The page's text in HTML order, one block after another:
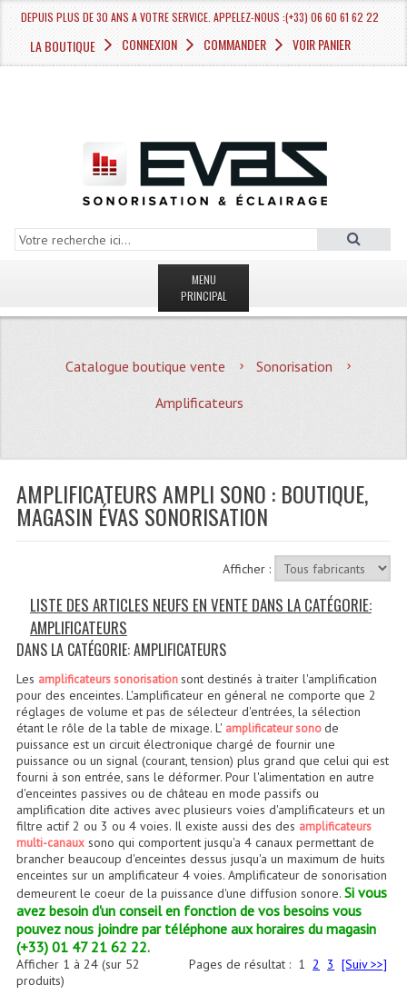
DEPUIS PLUS DE 30 ANS A VOTRE SERVICE. APPELEZ-NOUS :(+33) 06 60 61 62 22
LA BOUTIQUE CONNEXION COMMANDER VOIR PANIER
MENU
PRINCIPAL
MAGASIN
Quoi De Neuf?
Plan Acces, Horaires.
Location De Matériel
CATÉGORIES
Sonorisation
Accessoires Pieds Cellules Diamants
Accessoires Enceintes
Accessoires Micro, Pieds De Régie
Cellule (s)
Diamants
Pieds D'enceintes
Catalogue boutique vente
Sonorisation
Amplificateurs
AMPLIFICATEURS AMPLI SONO : BOUTIQUE,
MAGASIN ÉVAS SONORISATION
Afficher :
LISTE DES ARTICLES NEUFS EN VENTE DANS LA CATÉGORIE:
AMPLIFICATEURS
DANS LA CATÉGORIE: AMPLIFICATEURS
Les amplificateurs sonorisationsont destinés à traiter l'amplification
pour des enceintes. L'amplificateur en géneral ne comporte que 2
réglages de volume et pas de sélecteur d'entrées, la sélection
étant le rôle de la table de mixage. L' amplificateur sonode
puissance est un circuit électronique chargé de fournir une
puissance ou un signal (courant, tension) plus grand que celui qui est
fourni à son entrée, sans le déformer. Pour l'alimentation en autre
d'enceintes passives ou de château en mode passifs ou
amplification dite actives avec plusieurs voies d'amplificateurs et un
filtre actif 2 ou 3 ou 4 voies. Il existe aussi des des amplificateurs
multi-canauxsono qui comportent jusqu'a 4 canaux permettant de
brancher beaucoup d'enceintes dessus jusqu'a un maximum de huits
enceintes sur un amplificateur 4 voies. Amplificateur de sonorisation
demeurent le coeur de la puissance d'une diffusion sonore. Si vous
avez besoin d'un conseil en fonction de vos besoins vous
pouvez nous joindre par téléphone aux horaires du magasin
(+33) 01 47 21 62 22.
Pages de résultat : 1 2 3 [Suiv >>]
Afficher 1 à 24(sur 52
produits)